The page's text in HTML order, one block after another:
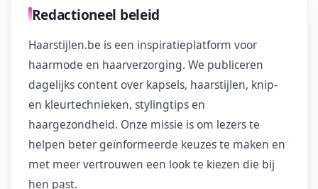
Redactioneel beleid
Haarstijlen.be is een inspiratieplatform voor
haarmode en haarverzorging. We publiceren
dagelijks content over kapsels, haarstijlen, knip-
en kleurtechnieken, stylingtips en
haargezondheid. Onze missie is om lezers te
helpen beter geïnformeerde keuzes te maken en
met meer vertrouwen een look te kiezen die bij
hen past.